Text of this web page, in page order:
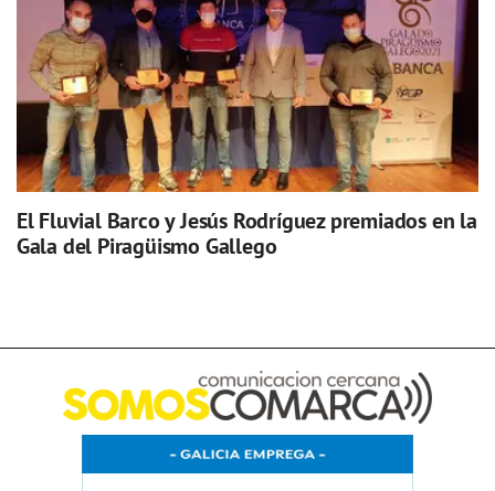
El Fluvial Barco y Jesús Rodríguez premiados en la
Gala del Piragüismo Gallego